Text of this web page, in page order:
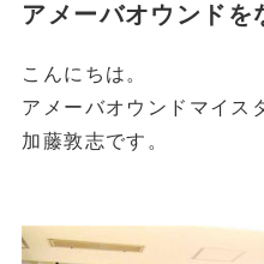
アメーバオウンドを
こんにちは。
アメーバオウンドマイス
加藤敦志です。